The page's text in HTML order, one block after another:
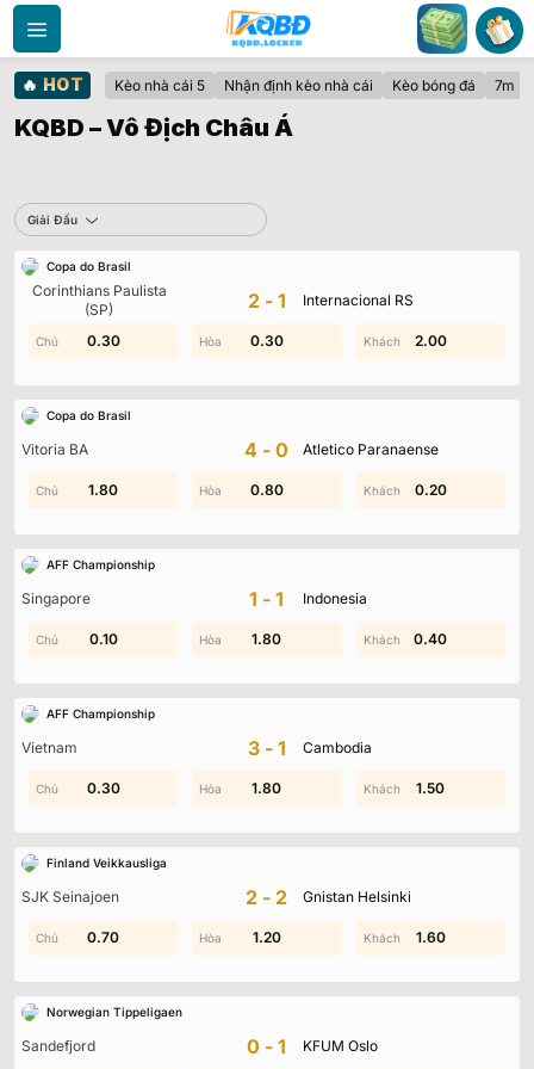
Bỏ
qua
nội
dung
🔥 HOT Kèo nhà cái 5 Nhận định kèo nhà cái Kèo bóng đá 7m
KQBD – Vô Địch Châu Á
Giải Đấu
Copa do Brasil
Corinthians Paulista
(SP)
2-1 Internacional RS
1.20 1.40 1.00
0.30 0.30 2.00
Copa do Brasil
Vitoria BA 4-0 Atletico Paranaense
1.20 0.70 0.50
1.80 0.80 0.20
AFF Championship
Singapore 1-1 Indonesia
1.40 1.40 1.30
0.10 1.80 0.40
AFF Championship
Vietnam 3-1 Cambodia
0.50 0.40 0.20
0.30 1.80 1.50
Finland Veikkausliga
SJK Seinajoen 2-2 Gnistan Helsinki
1.90 0.60 0.30
0.70 1.20 1.60
Norwegian Tippeligaen
Sandefjord 0-1 KFUM Oslo
Sbobet
Không có dữ liệu vui lòng chọn bộ lọc khác